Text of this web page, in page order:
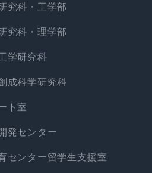
究科・工学部
究科・理学部
学研究科
成科学研究科
ト室
発センター
センター留学生支援室